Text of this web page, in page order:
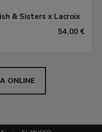
& Sisters x Lacroix
54,00 €
ONLINE